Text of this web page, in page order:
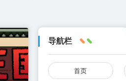
导航栏
首页